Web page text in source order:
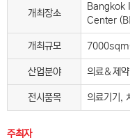
개최장소
Bangkok
Center
개최규모
산업분야 의료＆제
전시품목 의료기기,
주최자